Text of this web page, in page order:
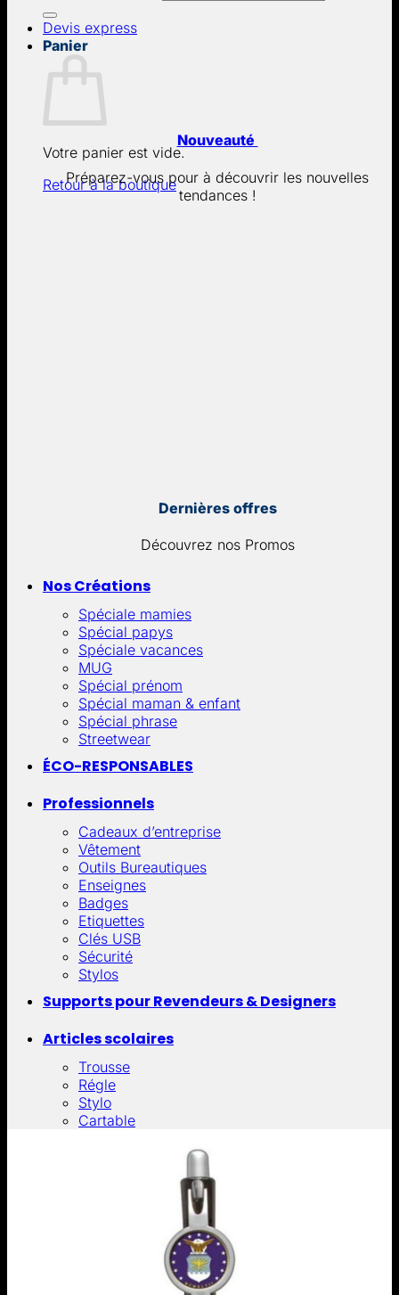
Devis express
Panier
Votre panier est vide.
Retour à la boutique
Nouveauté
Préparez-vous pour à découvrir les nouvelles
tendances !
Dernières offres
Découvrez nos Promos
Nos Créations
Spéciale mamies
Spécial papys
Spéciale vacances
MUG
Spécial prénom
Spécial maman & enfant
Spécial phrase
Streetwear
ÉCO-RESPONSABLES
Professionnels
Cadeaux d’entreprise
Vêtement
Outils Bureautiques
Enseignes
Badges
Etiquettes
Clés USB
Sécurité
Stylos
Supports pour Revendeurs & Designers
Articles scolaires
Trousse
Régle
Stylo
Cartable